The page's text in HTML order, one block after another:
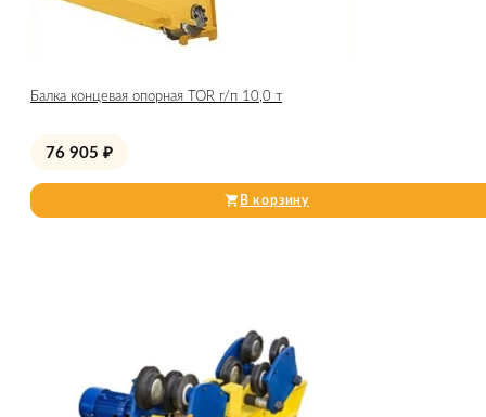
Балка концевая опорная TOR г/п 10,0 т
76 905 ₽
В корзину